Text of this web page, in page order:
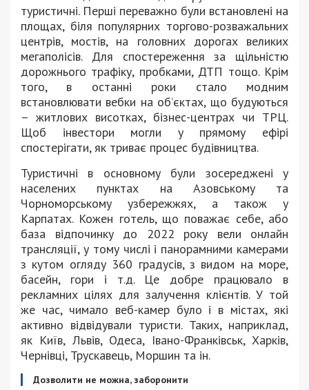
туристичні. Перші переважно були встановлені на
площах, біля популярних торгово-розважальних
центрів, мостів, на головних дорогах великих
мегаполісів. Для спостереження за щільністю
дорожнього трафіку, пробками, ДТП тощо. Крім
того, в останні роки стало модним
встановлювати вебки на об’єктах, що будуються
– житлових висотках, бізнес-центрах чи ТРЦ.
Щоб інвестори могли у прямому ефірі
спостерігати, як триває процес будівництва.
Туристичні в основному були зосереджені у
населених пунктах на Азовському та
Чорноморському узбережжях, а також у
Карпатах. Кожен готель, що поважає себе, або
база відпочинку до 2022 року вели онлайн
трансляції, у тому числі і панорамними камерами
з кутом огляду 360 градусів, з видом на море,
басейн, гори і т.д. Це добре працювало в
рекламних цілях для залучення клієнтів. У той
же час, чимало веб-камер було і в містах, які
активно відвідували туристи. Таких, наприклад,
як Київ, Львів, Одеса, Івано-Франківськ, Харків,
Чернівці, Трускавець, Моршин та ін.
Дозволити не можна, заборонити